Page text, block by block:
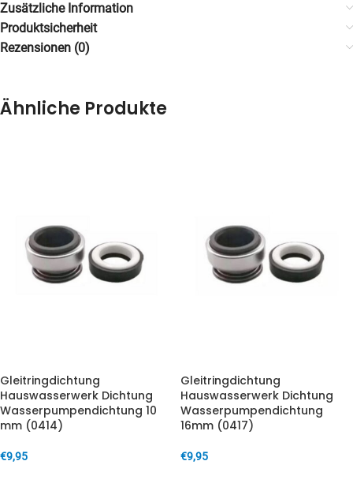
Zusätzliche Information
Produktsicherheit
Rezensionen (0)
Ähnliche Produkte
Gleitringdichtung
Hauswasserwerk Dichtung
Wasserpumpendichtung 10
mm (0414)
€9,95
Gleitringdichtung
Hauswasserwerk Dichtung
Wasserpumpendichtung
16mm (0417)
€9,95